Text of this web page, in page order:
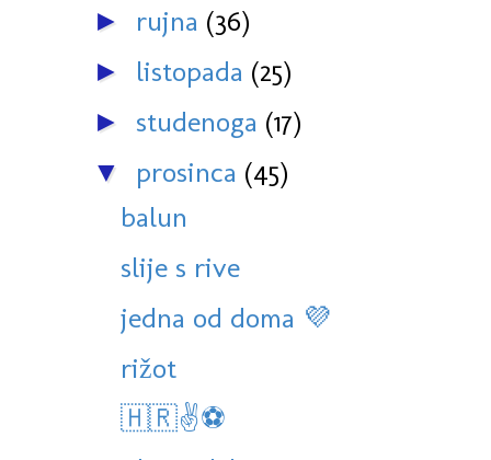
► rujna (36)
► listopada (25)
► studenoga (17)
▼ prosinca (45)
balun
slije s rive
jedna od doma 💜
rižot
🇭🇷✌️⚽️